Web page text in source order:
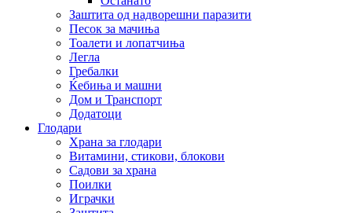
Заштита од надворешни паразити
Песок за мачиња
Тоалети и лопатчиња
Легла
Гребалки
Ќебиња и машни
Дом и Транспорт
Додатоци
Глодари
Храна за глодари
Витамини, стикови, блокови
Садови за храна
Поилки
Играчки